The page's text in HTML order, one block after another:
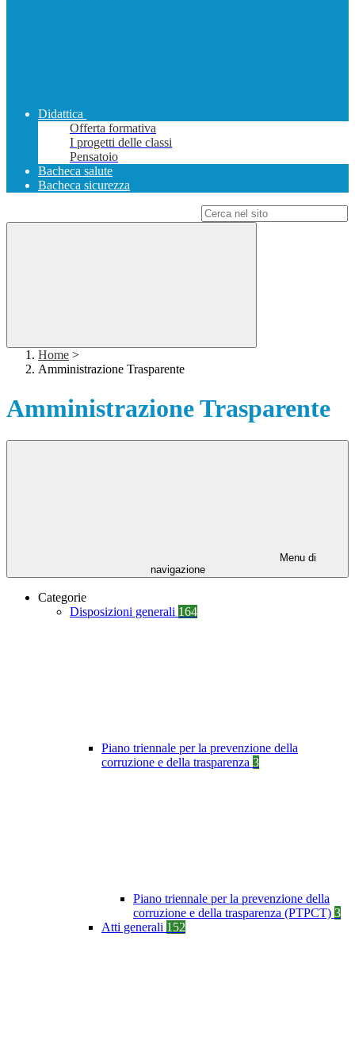
Didattica
Offerta formativa
I progetti delle classi
Pensatoio
Bacheca salute
Bacheca sicurezza
Home >
Amministrazione Trasparente
Amministrazione Trasparente
Menu di
navigazione
Categorie
Disposizioni generali 164
Piano triennale per la prevenzione della
corruzione e della trasparenza 3
Piano triennale per la prevenzione della
corruzione e della trasparenza (PTPCT) 3
Atti generali 152